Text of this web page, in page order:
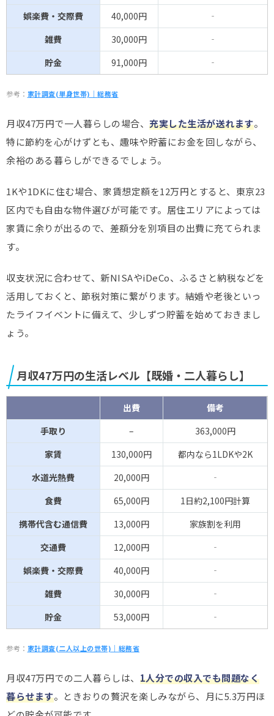
娯楽費・交際費
40,000円
‐
雑費
30,000円
‐
貯金
91,000円 ‐
参考： 家計調査(単身世帯)｜総務省
月収47万円で一人暮らしの場合、 充実した生活が送れます。
特に節約を心がけずとも、趣味や貯蓄にお金を回しながら、
余裕のある暮らしができるでしょう。
1Kや1DKに住む場合、家賃想定額を12万円とすると、東京23
区内でも自由な物件選びが可能です。居住エリアによっては
家賃に余りが出るので、差額分を別項目の出費に充てられま
す。
収支状況に合わせて、新NISAやiDeCo、ふるさと納税などを
活用しておくと、節税対策に繋がります。結婚や老後といっ
たライフイベントに備えて、少しずつ貯蓄を始めておきまし
ょう。
月収47万円の生活レベル【既婚・二人暮らし】
出費
備考
手取り
–
363,000円
家賃
130,000円
都内なら1LDKや2K
水道光熱費
20,000円
‐
食費
65,000円
1日約2,100円計算
携帯代含む通信費
13,000円
家族割を利用
交通費
12,000円
‐
娯楽費・交際費
40,000円
‐
雑費
30,000円
‐
貯金
53,000円 ‐
参考： 家計調査(二人以上の世帯)｜総務省
月収47万円での二人暮らしは、 1人分での収入でも問題なく
暮らせます。ときおりの贅沢を楽しみながら、月に5.3万円ほ